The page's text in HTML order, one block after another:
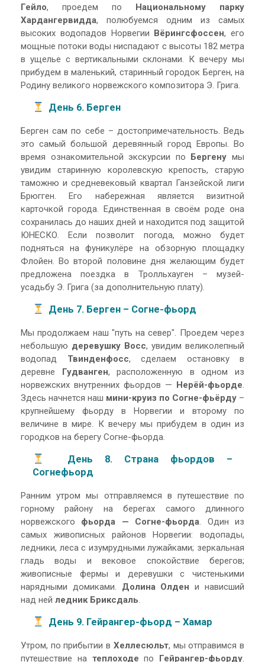
Гейло, проедем по Национальному парку
Хардангервидда, полюбуемся одним из самых
высоких водопадов Норвегии Вёрингсфоссен, его
мощные потоки воды ниспадают с высоты 182 метра
в ущелье с вертикальными склонами. К вечеру мы
прибудем в маленький, старинный городок Берген, на
Родину великого норвежского композитора Э. Грига.
День 6. Берген
Берген сам по себе – достопримечательность. Ведь
это самый большой деревянный город Европы. Во
время ознакомительной экскурсии по Бергену мы
увидим старинную королевскую крепость, старую
таможню и средневековый квартал Ганзейской лиги
Брюгген. Его набережная является визитной
карточкой города. Единственная в своём роде она
сохранилась до наших дней и находится под защитой
ЮНЕСКО. Если позволит погода, можно будет
подняться на фуникулёре на обзорную площадку
Флойен. Во второй половине дня желающим будет
предложена поездка в Тролльхауген – музей-
усадьбу Э. Грига (за дополнительную плату).
День 7. Берген – Согне-фьорд
Мы продолжаем наш "путь на север". Проедем через
небольшую деревушку Восс, увидим великолепный
водопад Твинденфосс, сделаем остановку в
деревне Гудванген, расположенную в одном из
норвежских внутренних фьордов — Нерёй-фьорде
Здесь начнется наш мини-круиз по Согне-фьёрду –
крупнейшему фьорду в Норвегии и второму по
величине в мире. К вечеру мы прибудем в один из
городков на берегу Согне-фьорда.
День 8. Страна фьордов –
Согнефьорд
Ранним утром мы отправляемся в путешествие по
горному району на берегах самого длинного
норвежского фьорда — Согне-фьорда . Один из
самых живописных районов Норвегии: водопады,
ледники, леса с изумрудными лужайками; зеркальная
гладь воды и вековое спокойствие берегов;
живописные фермы и деревушки с чистенькими
нарядными домиками. Долина Олден и нависший
над ней ледник Бриксдаль
День 9. Гейрангер-фьорд – Хамар
Утром, по прибытии в Хеллесюльт, мы отправимся в
путешествие на теплоходе по Гейрангер-фьорду